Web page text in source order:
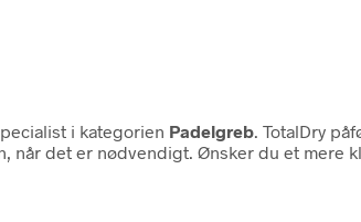
i kategorien Padelgreb . TotalDry
når det er nødvendigt. Ønsker du et